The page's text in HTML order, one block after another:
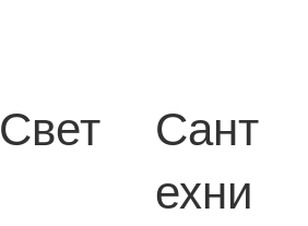
Свет
Сант
ехни